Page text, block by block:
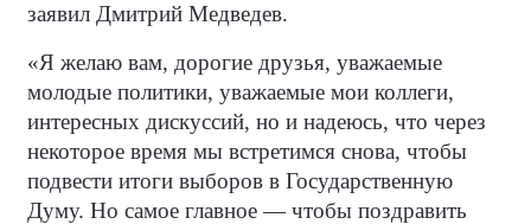
заявил Дмитрий Медведев.
«Я желаю вам, дорогие друзья, уважаемые
молодые политики, уважаемые мои коллеги,
интересных дискуссий, но и надеюсь, что через
некоторое время мы встретимся снова, чтобы
подвести итоги выборов в Государственную
Думу. Но самое главное — чтобы поздравить